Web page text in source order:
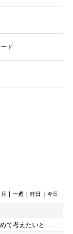
ド
一週 昨日 今日
ヨツユについて改めて考えたいと思う。